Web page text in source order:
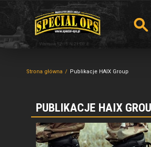
Strona główna Publikacje HAIX Group
PUBLIKACJE HAIX